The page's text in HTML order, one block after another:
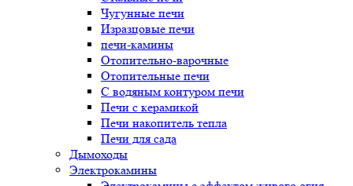
Чугунные печи
Изразцовые печи
печи-камины
Отопительно-варочные
Отопительные печи
С водяным контуром печи
Печи с керамикой
Печи накопитель тепла
Печи для сада
Дымоходы
Электрокамины